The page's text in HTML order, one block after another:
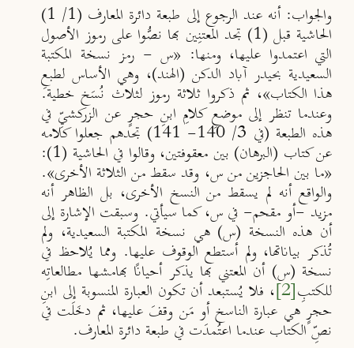
والجواب: أنه عند الرجوع إلى طبعة دائرة المعارف (1/ 1)
الحاشية قبل (1) تجد المعتنِين بها نصُّوا على رموز الأصول
التي اعتمدوا عليها، ومنها: «س - رمز نسخة المكتبة
السعيدية بحيدر آباد الدكن (الهند)، وهي الأساس لطبعِ
هذا الكتاب»، ثم ذكروا ثلاثة رموز لثلاث نُسَخ خطية.
وعندما تنظر إلى موضعِ كلامِ ابنِ حجرٍ عن الزركشيِّ في
هذه الطبعة (في 3/ 140- 141 ) تجدهم جعلوا كلامه
عن كتاب (البرهان) بين معقوفتين، وقالوا في الحاشية (1):
«ما بين الحاجزين منس، وقد سقط من الثلاثة الأخرى».
والواقع أنه لم يسقط من النسخ الأخرى، بل الظاهر أنه
مزيد -أو مقحم- في س، كما سيأتي. وسبقت الإشارة إلى
أن هذه النسخة (س) هي نسخة المكتبة السعيدية، ولم
تُذكر بياناتها، ولم أستطع الوقوف عليها. ومما يُلاحظ في
نسخة (س) أن المعتني بها يذكر أحيانًا بهامشها مطالعاتِه
للكتبِ[2] ، فلا يُستبعد أن تكون العبارة المنسوبة إلى ابنِ
حجرٍ هي عبارة الناسخ أو مَن وقفَ عليها، ثم دخَلَت في
نصِّ الكتاب عندما اعتُمدَت في طبعة دائرة المعارف.